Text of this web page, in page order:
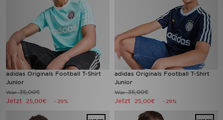
adidas Originals Football T-Shirt
Junior
War35,00€
Jetzt 25,00€ - 29%
adidas Originals Football T-Shirt
Junior
War35,00€
Jetzt 25,00€ - 29%